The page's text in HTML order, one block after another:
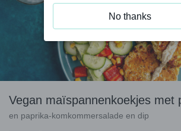
Vegan maïspannenkoekjes met
en paprika-komkommersalade en dip
No thanks